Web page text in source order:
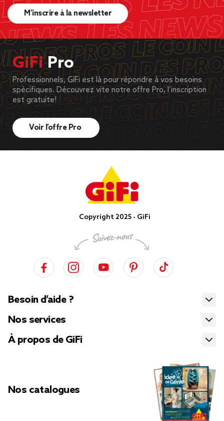
M’inscrire à la newsletter
GiFiPro
Professionnels, GiFi est là pour répondre à vos besoins
spécifiques. Découvrez vite notre offre Pro, l’inscription
est gratuite!
Voir l’offre Pro
Copyright 2025 - GiFi
Besoin d’aide ?
Nos services
À propos de GiFi
Nos catalogues